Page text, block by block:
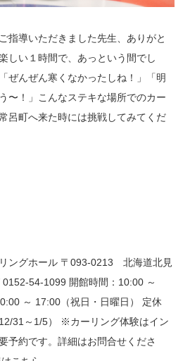
指導いただきました先生、ありがと
しい１時間で、あっという間でし
ぜんぜん寒くなかったしね！」「明
〜！」 こんなステキな場所でのカー
呂町へ来た時には挑戦してみてくだ
ングホール 〒093-0213 北海道北見
0152-54-1099 開館時間：10:00 ～
～ 17:00（祝日・日曜日）
定休
31～1/5）
※カーリング体験はイン
予約です。詳細はお問合せくださ